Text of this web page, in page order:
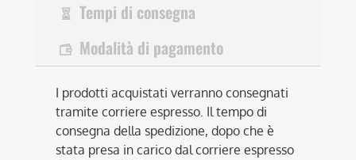
Tempi di consegna
Modalità di pagamento
I prodotti acquistati verranno consegnati
tramite corriere espresso. Il tempo di
consegna della spedizione, dopo che è
stata presa in carico dal corriere espresso